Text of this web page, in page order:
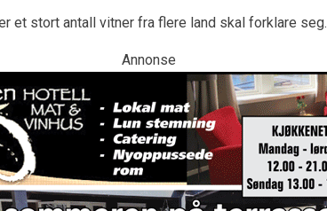
et stort antall vitner fra flere land skal forklare seg.
Annonse